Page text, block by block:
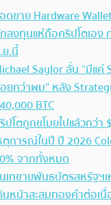
ดขาย Hardware
ลงทุนแห่ถือคริปโตเอง
.นี้
Saylor ลั่น “มีแค่
ยกว่าผม” หลัง
BTC
ปโตถูกขโมยไปแล้วกว่
ตุการณ์ในปี ปี 2026
จากทั้งหมด
เทขายพันธบัตรสหรัฐฯ
นหน้าสะสมทองคำต่อเ